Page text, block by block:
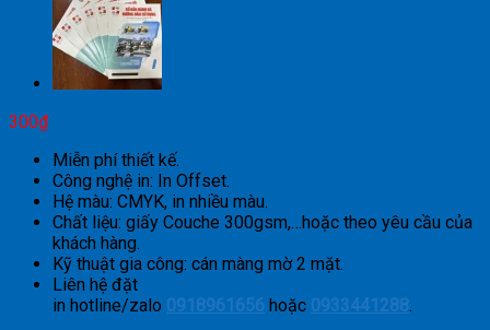
300₫
Miễn phí thiết kế.
Công nghệ in: In Offset.
Hệ màu: CMYK, in nhiều màu.
Chất liệu: giấy Couche 300gsm,…hoặc theo yêu cầu của
khách hàng.
Kỹ thuật gia công: cán màng mờ 2 mặt.
Liên hệ đặt
in hotline/zalo 0918961656 hoặc 0933441288.